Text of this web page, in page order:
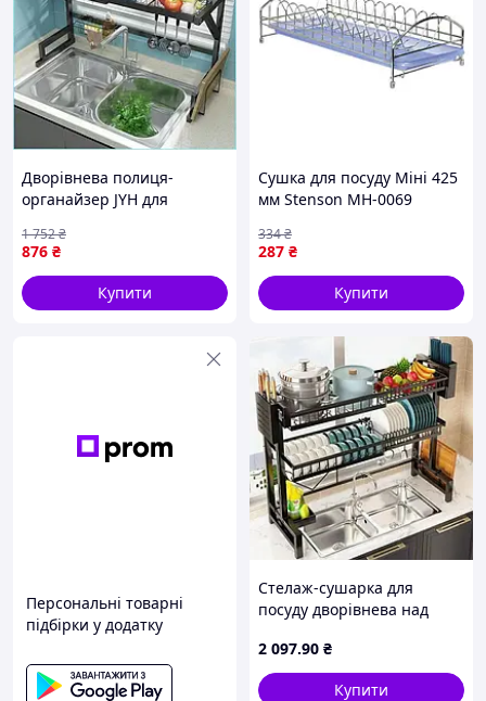
Дворівнева полиця-
органайзер JYH для
раковиною чорного
кольору 65 см
876 ₴
1 752₴
Купити
Сушка для посуду Міні 425
мм Stenson MH-0069
287 ₴
334₴
Купити
Персональні товарні
підбірки у додатку
Стелаж-сушарка для
посуду дворівнева над
посуду / Органайзер для
посуду Чорний
2 097.90 ₴
Купити